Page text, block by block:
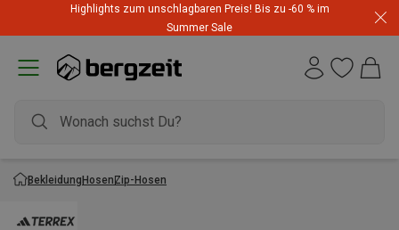
Highlights zum unschlagbaren Preis! Bis zu -60 % im
Summer Sale
BekleidungHosenZip-Hosen